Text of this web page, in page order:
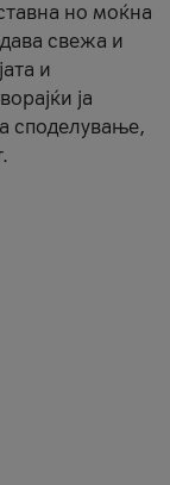
но моќна
свежа и
и
ја
споделување,